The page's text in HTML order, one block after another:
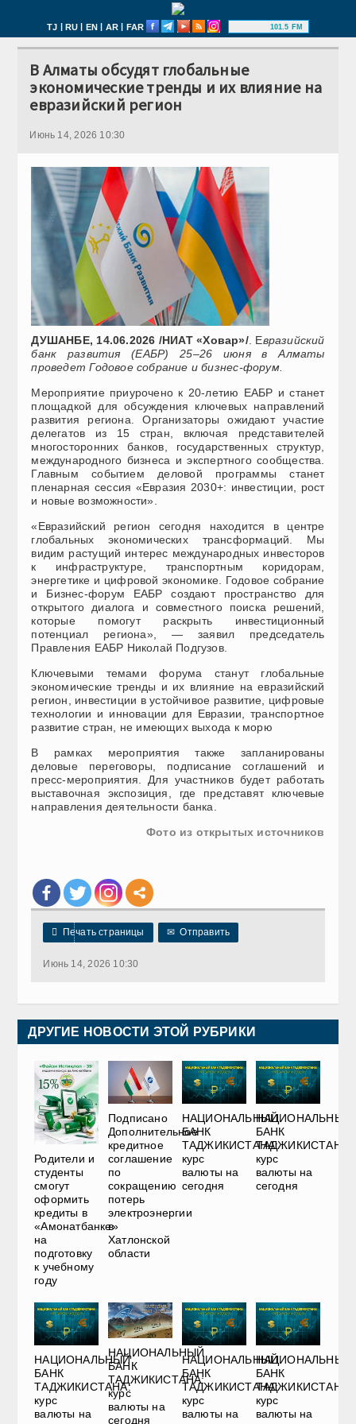
TJ | RU | EN | AR | FAR 101.5 FM
В Алматы обсудят глобальные
экономические тренды и их влияние на
евразийский регион
Июнь 14, 2026 10:30
ДУШАНБЕ, 14.06.2026 /НИАТ «Ховар»/. Евразийский
банк развития (ЕАБР) 25–26 июня в Алматы
проведет Годовое собрание и бизнес-форум.
Мероприятие приурочено к 20-летию ЕАБР и станет
площадкой для обсуждения ключевых направлений
развития региона. Организаторы ожидают участие
делегатов из 15 стран, включая представителей
многосторонних банков, государственных структур,
международного бизнеса и экспертного сообщества.
Главным событием деловой программы станет
пленарная сессия «Евразия 2030+: инвестиции, рост
и новые возможности».
«Евразийский регион сегодня находится в центре
глобальных экономических трансформаций. Мы
видим растущий интерес международных инвесторов
к инфраструктуре, транспортным коридорам,
энергетике и цифровой экономике. Годовое собрание
и Бизнес-форум ЕАБР создают пространство для
открытого диалога и совместного поиска решений,
которые помогут раскрыть инвестиционный
потенциал региона», — заявил председатель
Правления ЕАБР Николай Подгузов.
Ключевыми темами форума станут глобальные
экономические тренды и их влияние на евразийский
регион, инвестиции в устойчивое развитие, цифровые
технологии и инновации для Евразии, транспортное
развитие стран, не имеющих выхода к морю
В рамках мероприятия также запланированы
деловые переговоры, подписание соглашений и
пресс-мероприятия. Для участников будет работать
выставочная экспозиция, где представят ключевые
направления деятельности банка.
Фото из открытых источников
 Печать страницы ✉ Отправить
Июнь 14, 2026 10:30
ДРУГИЕ НОВОСТИ ЭТОЙ РУБРИКИ
Родители и
студенты
смогут
оформить
кредиты в
«Амонатбанке»
на
подготовку
к учебному
году
Подписано
Дополнительное
кредитное
соглашение
по
сокращению
потерь
электроэнергии
в
Хатлонской
области
НАЦИОНАЛЬНЫЙ
БАНК
ТАДЖИКИСТАНА:
курс
валюты на
сегодня
НАЦИОНАЛЬНЫЙ
БАНК
ТАДЖИКИСТАНА:
курс
валюты на
сегодня
НАЦИОНАЛЬНЫЙ
БАНК
ТАДЖИКИСТАНА:
курс
валюты на
НАЦИОНАЛЬНЫЙ
БАНК
ТАДЖИКИСТАНА:
курс
валюты на
сегодня
НАЦИОНАЛЬНЫЙ
БАНК
ТАДЖИКИСТАНА:
курс
валюты на
НАЦИОНАЛЬНЫЙ
БАНК
ТАДЖИКИСТАНА:
курс
валюты на